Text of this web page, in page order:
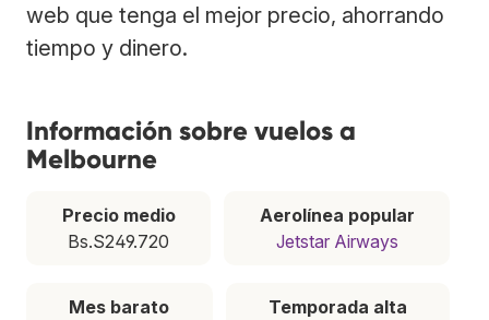
web que tenga el mejor precio, ahorrando
tiempo y dinero.
Información sobre vuelos a
Melbourne
Precio medio
Bs.S249.720
Aerolínea popular
Jetstar Airways
Mes barato
Temporada alta